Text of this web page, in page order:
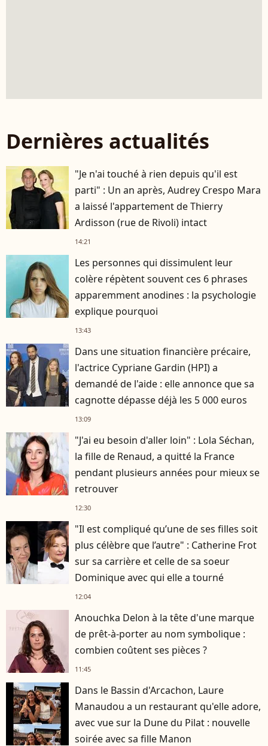
Dernières actualités
"Je n'ai touché à rien depuis qu'il est
parti" : Un an après, Audrey Crespo Mara
a laissé l'appartement de Thierry
Ardisson (rue de Rivoli) intact
14:21
Les personnes qui dissimulent leur
colère répètent souvent ces 6 phrases
apparemment anodines : la psychologie
explique pourquoi
13:43
Dans une situation financière précaire,
l'actrice Cypriane Gardin (HPI) a
demandé de l'aide : elle annonce que sa
cagnotte dépasse déjà les 5 000 euros
13:09
"J'ai eu besoin d'aller loin" : Lola Séchan,
la fille de Renaud, a quitté la France
pendant plusieurs années pour mieux se
retrouver
12:30
"Il est compliqué qu’une de ses filles soit
plus célèbre que l’autre" : Catherine Frot
sur sa carrière et celle de sa soeur
Dominique avec qui elle a tourné
12:04
Anouchka Delon à la tête d'une marque
de prêt-à-porter au nom symbolique :
combien coûtent ses pièces ?
11:45
Dans le Bassin d'Arcachon, Laure
Manaudou a un restaurant qu'elle adore,
avec vue sur la Dune du Pilat : nouvelle
soirée avec sa fille Manon